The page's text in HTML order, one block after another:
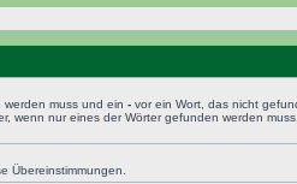
muss und ein - vor ein Wort, das nicht
wenn nur eines der Wörter gefunden werden
Übereinstimmungen.